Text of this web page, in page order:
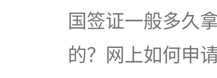
国签证一般多久
的？网上如何申